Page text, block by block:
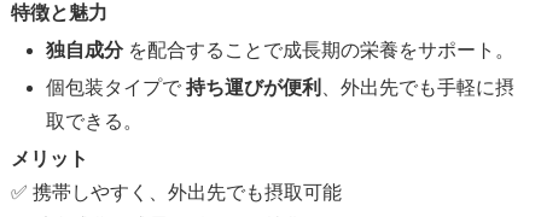
特徴と魅力
独自成分を配合することで成長期の栄養をサポート。
個包装タイプで持ち運びが便利
、外出先でも手軽に摂
取できる。
メリット
✅ 携帯しやすく、外出先でも摂取可能